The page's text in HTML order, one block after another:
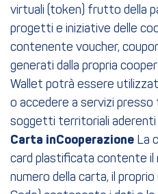
virtuali (token) frutto della
progetti e iniziative delle
contenente voucher,
generati dalla propria
Wallet potrà essere
o accedere a servizi
soggetti territoriali aderenti
Carta inCooperazione La
card plastificata contente il
numero della carta, il